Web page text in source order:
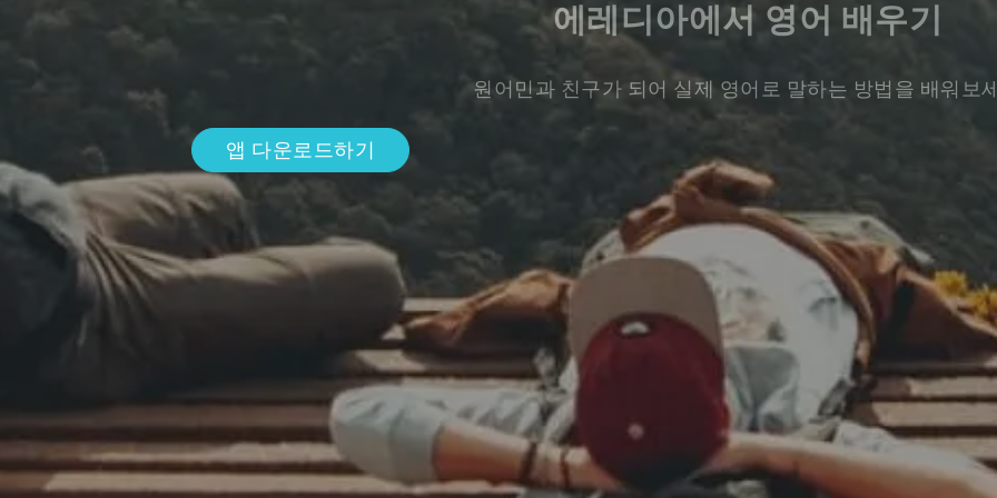
에레디아에서 영어 배우기
원어민과 친구가 되어 실제 영어로 말하는 방법을 배워보
앱 다운로드하기